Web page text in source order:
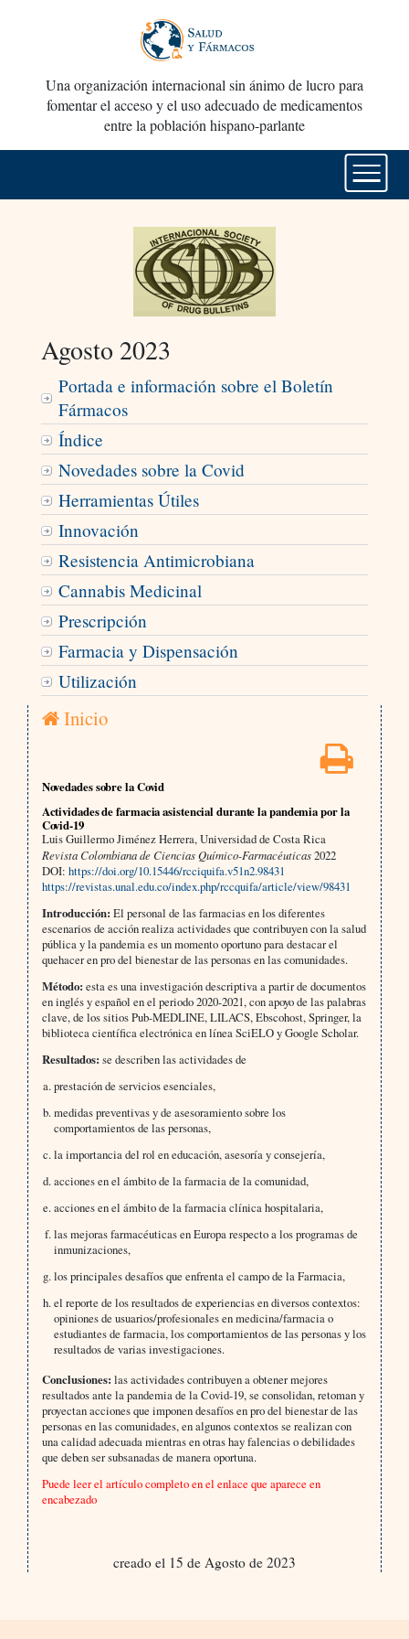
Una organización internacional sin ánimo de lucro para
fomentar el acceso y el uso adecuado de medicamentos
entre la población hispano-parlante
Agosto 2023
Portada e información sobre el Boletín
Fármacos
Índice
Novedades sobre la Covid
Herramientas Útiles
Innovación
Resistencia Antimicrobiana
Cannabis Medicinal
Prescripción
Farmacia y Dispensación
Utilización
Inicio
Novedades sobre la Covid
Actividades de farmacia asistencial durante la pandemia por la
Covid-19
Luis Guillermo Jiménez Herrera, Universidad de Costa Rica
Revista Colombiana de Ciencias Químico-Farmacéuticas2022
DOI: https://doi.org/10.15446/rcciquifa.v51n2.98431
https://revistas.unal.edu.co/index.php/rccquifa/article/view/98431
Introducción: El personal de las farmacias en los diferentes
escenarios de acción realiza actividades que contribuyen con la salud
pública y la pandemia es un momento oportuno para destacar el
quehacer en pro del bienestar de las personas en las comunidades.
Método: esta es una investigación descriptiva a partir de documentos
en inglés y español en el periodo 2020-2021, con apoyo de las palabras
clave, de los sitios Pub-MEDLINE, LILACS, Ebscohost, Springer, la
biblioteca científica electrónica en línea SciELO y Google Scholar.
Resultados: se describen las actividades de
prestación de servicios esenciales,
medidas preventivas y de asesoramiento sobre los
comportamientos de las personas,
la importancia del rol en educación, asesoría y consejería,
acciones en el ámbito de la farmacia de la comunidad,
acciones en el ámbito de la farmacia clínica hospitalaria,
las mejoras farmacéuticas en Europa respecto a los programas de
inmunizaciones,
los principales desafíos que enfrenta el campo de la Farmacia,
el reporte de los resultados de experiencias en diversos contextos:
opiniones de usuarios/profesionales en medicina/farmacia o
estudiantes de farmacia, los comportamientos de las personas y los
resultados de varias investigaciones.
Conclusiones: las actividades contribuyen a obtener mejores
resultados ante la pandemia de la Covid-19, se consolidan, retoman y
proyectan acciones que imponen desafíos en pro del bienestar de las
personas en las comunidades, en algunos contextos se realizan con
una calidad adecuada mientras en otras hay falencias o debilidades
que deben ser subsanadas de manera oportuna.
Puede leer el artículo completo en el enlace que aparece en
encabezado
creado el 15 de Agosto de 2023